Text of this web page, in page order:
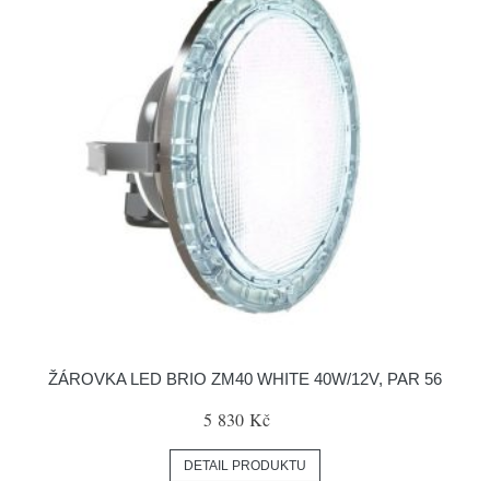
ŽÁROVKA LED BRIO ZM40 WHITE 40W/12V, PAR 56
5 830 Kč
DETAIL PRODUKTU